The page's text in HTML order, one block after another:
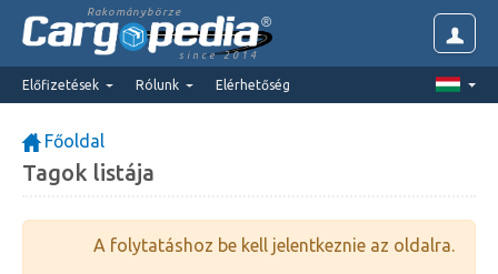
Rakománybörze
since 2014
Előfizetések Rólunk Elérhetőség
Főoldal
Tagok listája
A folytatáshoz be kell jelentkeznie az oldalra.